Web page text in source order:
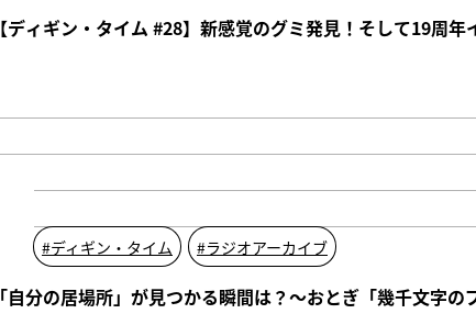
【ディギン・タイム #28】新感覚のグミ発見！そして19周
#ディギン・タイム #ラジオアーカイブ
「自分の居場所」が見つかる瞬間は？〜おとぎ「幾千文字